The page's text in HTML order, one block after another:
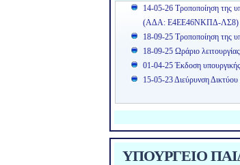
14-05-26 Τροποποίηση της
(ΑΔΑ: Ε4ΕΕ46ΝΚΠΔ-ΛΣ8)
18-09-25 Τροποποίηση της
18-09-25 Ωράριο
01-04-25 Έκδοση
15-05-23 Διεύρυνση
ΥΠΟΥΡΓΕΙΟ